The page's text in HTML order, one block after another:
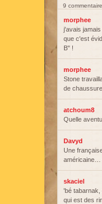
9
morphee
j'avais
que c'est
B" !
morphee
Stone
de
atchoum8
Quelle
Davyd
Une
américaine…
skaciel
'bé
qui est des